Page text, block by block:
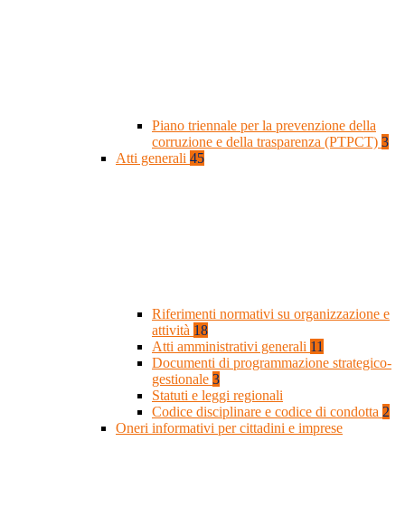
Piano triennale per la prevenzione della
corruzione e della trasparenza (PTPCT) 3
Atti generali 45
Riferimenti normativi su organizzazione e
attività 18
Atti amministrativi generali 11
Documenti di programmazione strategico-
gestionale 3
Statuti e leggi regionali
Codice disciplinare e codice di condotta 2
Oneri informativi per cittadini e imprese